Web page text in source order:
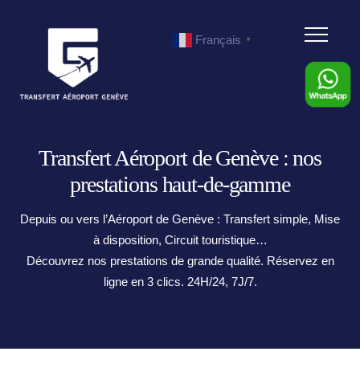
Français ▼
Transfert Aéroport de Genève : nos
prestations haut-de-gamme
Depuis ou vers l’Aéroport de Genève : Transfert simple, Mise
à disposition, Circuit touristique…
Découvrez nos prestations de grande qualité. Réservez en
ligne en 3 clics. 24H/24, 7J/7.